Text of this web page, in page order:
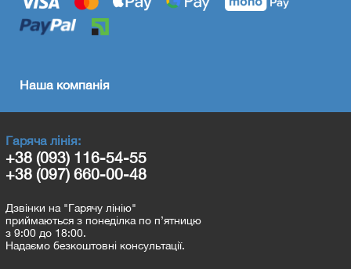
Наша компанія
Гаряча лінія:
+38 (093) 116-54-55
+38 (097) 660-00-48
Дзвінки на "Гарячу лінію"
приймаються з понеділка по п’ятницю
з 9:00 до 18:00.
Надаємо безкоштовні консультації.